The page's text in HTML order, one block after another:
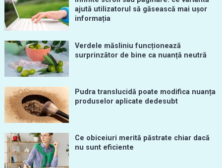
ajută utilizatorul să găsească mai ușor
informația
Verdele măsliniu funcționează
surprinzător de bine ca nuanță neutră
Pudra translucidă poate modifica nuanța
produselor aplicate dedesubt
Ce obiceiuri merită păstrate chiar dacă
nu sunt eficiente